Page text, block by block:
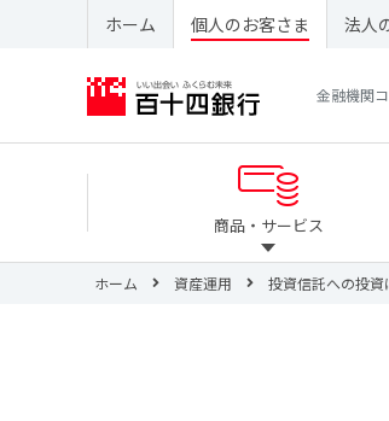
ホーム 個人のお客さま 法人
金融機関
商品・サービス
ホーム 資産運用 投資信託への投